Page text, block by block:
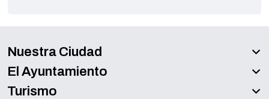
Nuestra Ciudad
El Ayuntamiento
Turismo